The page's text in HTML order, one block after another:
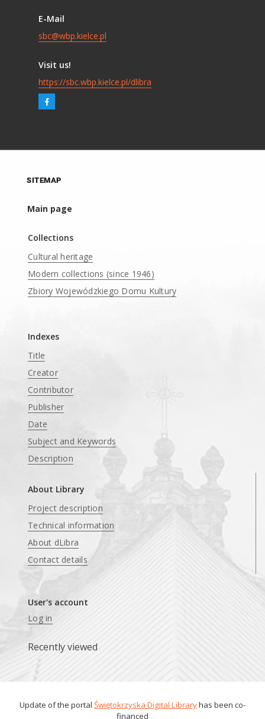
E-Mail
sbc@wbp.kielce.pl
Visit us!
https://sbc.wbp.kielce.pl/dlibra
SITEMAP
Main page
Collections
Cultural heritage
Modern collections (since 1946)
Zbiory Wojewódzkiego Domu Kultury
Indexes
Title
Creator
Contributor
Publisher
Date
Subject and Keywords
Description
About Library
Project description
Technical information
About dLibra
Contact details
User's account
Log in
Recently viewed
Update of the portal Świętokrzyska Digital Libraryhas been co-
financed